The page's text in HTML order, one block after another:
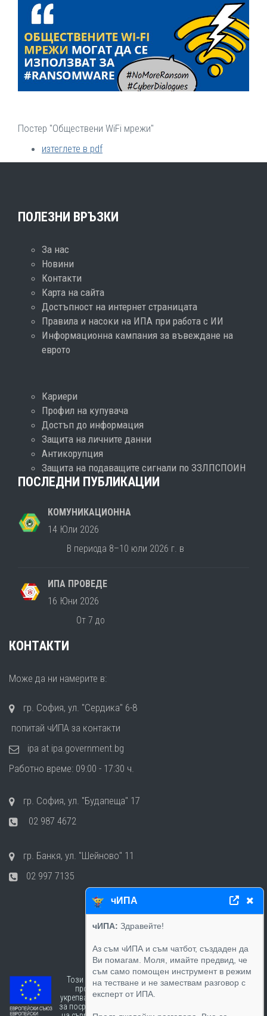
Постер "Обществени WiFi мрежи"
изтеглете в pdf
чИПА
чИПА: Здравейте!
Аз съм чИПА и съм чатбот, създаден да
Ви помагам. Моля, имайте предвид, че
съм само помощен инструмент в режим
на тестване и не замествам разговор с
експерт от ИПА.
ПОЛЕЗНИ ВРЪЗКИ
За нас
Новини
Контакти
Карта на сайта
Достъпност на интернет страницата
Правила и насоки на ИПА при работа с ИИ
Информационна кампания за въвеждане на
еврото
Кариери
Профил на купувача
Достъп до информация
Защита на личните данни
Антикорупция
Защита на подаващите сигнали по ЗЗЛПСПОИН
ПОСЛЕДНИ ПУБЛИКАЦИИ
КОМУНИКАЦИОННА
14 Юли 2026
В периода 8–10 юли 2026 г. в
ИПА ПРОВЕДЕ
16 Юни 2026
От 7 до
КОНТАКТИ
Може да ни намерите в:
гр. София, ул. "Сердика" 6-8
попитай чИПА за контакти
ipa at ipa.government.bg
Работно време: 09:00 - 17:30 ч.
гр. София, ул. "Будапеща" 17
02 987 4672
гр. Банкя, ул. "Шейново" 11
02 997 7135
Този сайт е създаден в рамките на
проект „Работим за хората“ -
укрепване капацитета на институциите
за посрещане на предизвикателствата